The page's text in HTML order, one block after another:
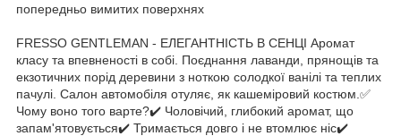
попередньо вимитих поверхнях
FRESSO GENTLEMAN - ЕЛЕГАНТНІСТЬ В СЕНЦІ Аромат
класу та впевненості в собі. Поєднання лаванди, прянощів та
екзотичних порід деревини з ноткою солодкої ванілі та теплих
пачулі. Салон автомобіля отуляє, як кашеміровий костюм.✅
Чому воно того варте?✔️ Чоловічий, глибокий аромат, що
запам'ятовується✔️ Тримається довго і не втомлює ніс✔️